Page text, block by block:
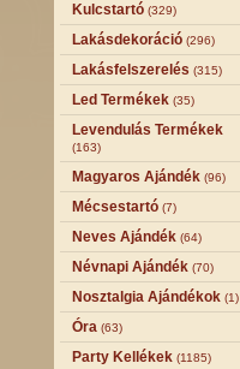
Kulcstartó (329)
Lakásdekoráció (296)
Lakásfelszerelés (315)
Led Termékek (35)
Levendulás Termékek
(163)
Magyaros Ajándék (96)
Mécsestartó (7)
Neves Ajándék (64)
Névnapi Ajándék (70)
Nosztalgia Ajándékok (1)
Óra (63)
Party Kellékek (1185)